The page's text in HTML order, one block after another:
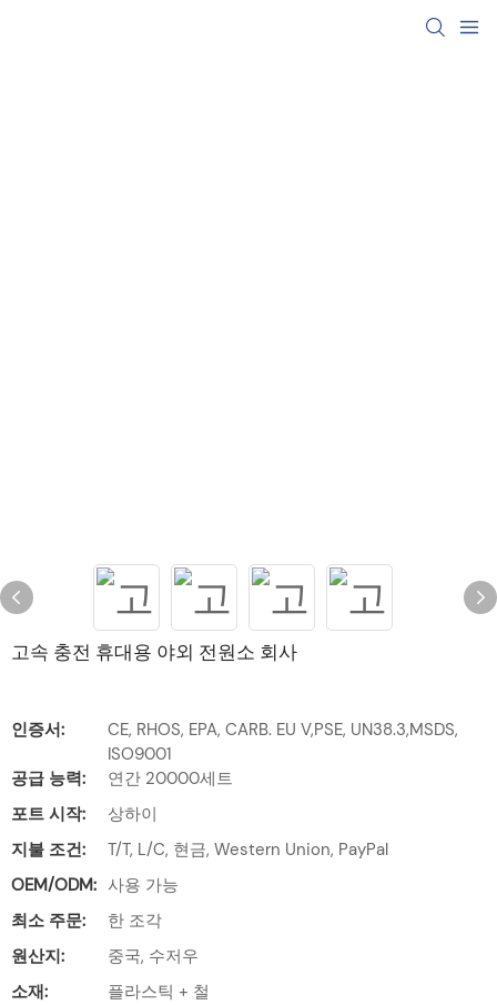
고속 충전 휴대용 야외 전원소 회사
인증서:
CE, RHOS, EPA, CARB. EU V,PSE, UN38.3,MSDS,
ISO9001
공급 능력:
연간 20000세트
포트 시작:
상하이
지불 조건:
T/T, L/C, 현금, Western Union, PayPal
OEM/ODM: 사용 가능
최소 주문:
한 조각
원산지:
중국, 수저우
소재:
플라스틱 + 철